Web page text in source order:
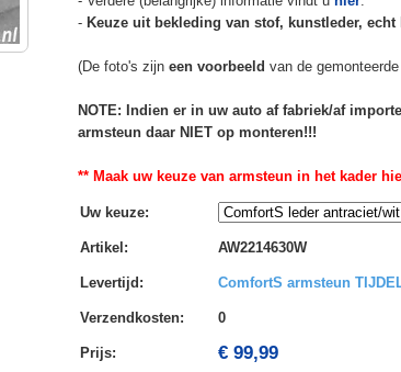
- Keuze uit bekleding van stof, kunstleder,
(De foto's zijn een voorbeeld van de
NOTE: Indien er in uw auto af fabriek/af
armsteun daar NIET op monteren!!!
** Maak uw keuze van armsteun in het kader
Uw keuze:
Artikel : AW2214630W
Levertijd : ComfortS armsteun
Verzendkosten: 0
Prijs: € 99,99